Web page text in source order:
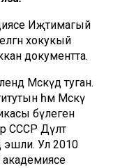
Иҗтимагый
хокукый
документта.
Мәскәүдә туган.
һәм Мәскәү
бүлеген
СССР Дәүләт
эшли. Ул 2010
академиясе